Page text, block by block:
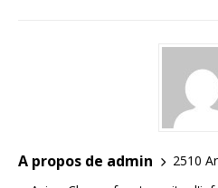
A propos de admin
2510